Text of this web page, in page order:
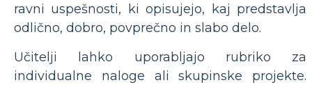
ravni uspešnosti, ki opisujejo, kaj predstavlja
odlično, dobro, povprečno in slabo delo.
Učitelji lahko uporabljajo rubriko za
individualne naloge ali skupinske projekte.